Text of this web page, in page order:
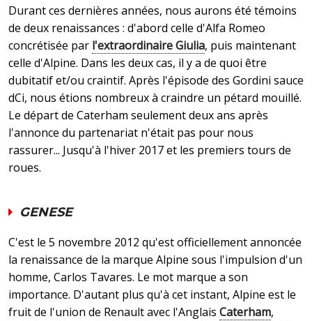
Durant ces dernières années, nous aurons été témoins
de deux renaissances : d'abord celle d'Alfa Romeo
concrétisée par l'extraordinaire Giulia, puis maintenant
celle d'Alpine. Dans les deux cas, il y a de quoi être
dubitatif et/ou craintif. Après l'épisode des Gordini sauce
dCi, nous étions nombreux à craindre un pétard mouillé.
Le départ de Caterham seulement deux ans après
l'annonce du partenariat n'était pas pour nous
rassurer... Jusqu'à l'hiver 2017 et les premiers tours de
roues.
GENESE
C'est le 5 novembre 2012 qu'est officiellement annoncée
la renaissance de la marque Alpine sous l'impulsion d'un
homme, Carlos Tavares. Le mot marque a son
importance. D'autant plus qu'à cet instant, Alpine est le
fruit de l'union de Renault avec l'Anglais Caterham,